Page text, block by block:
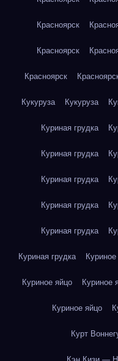
Красноярск
Красноярск
Красноярск
Кукуруза Кукуруза
Куриная грудка
Куриная грудка
Куриная грудка
Куриная грудка
Куриная грудка
Куриная грудка
Куриное яйцо Куриное
Куриное яйцо
Курт